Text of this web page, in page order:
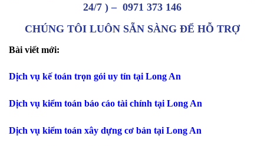
24/7 ) – 0971 373 146
CHÚNG TÔI LUÔN SẴN SÀNG ĐỂ HỖ TRỢ
Bài viết mới:
Dịch vụ kế toán trọn gói uy tín tại Long An
Dịch vụ kiểm toán báo cáo tài chính tại Long An
Dịch vụ kiểm toán xây dựng cơ bản tại Long An